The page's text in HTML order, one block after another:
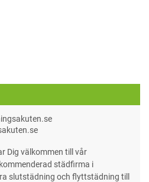
Dig välkommen till vår
städfirma i
slutstädning och flyttstädning till